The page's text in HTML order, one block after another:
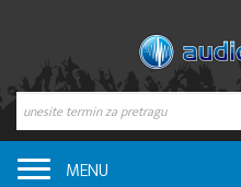
MENU